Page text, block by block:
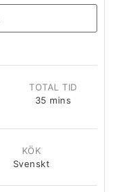
TOTAL TID
35 mins
KÖK
Svenskt